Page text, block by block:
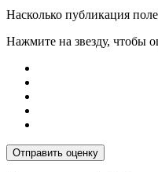
Насколько публикация
Нажмите на звезду, чтобы
Отправить оценку